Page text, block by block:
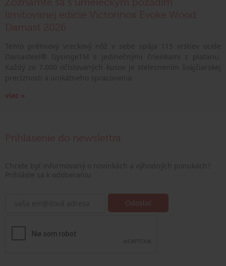
limitovanej edície Victorinox Evoke Wood
Damast 2026
viac »
Prihlásenie do newslettra